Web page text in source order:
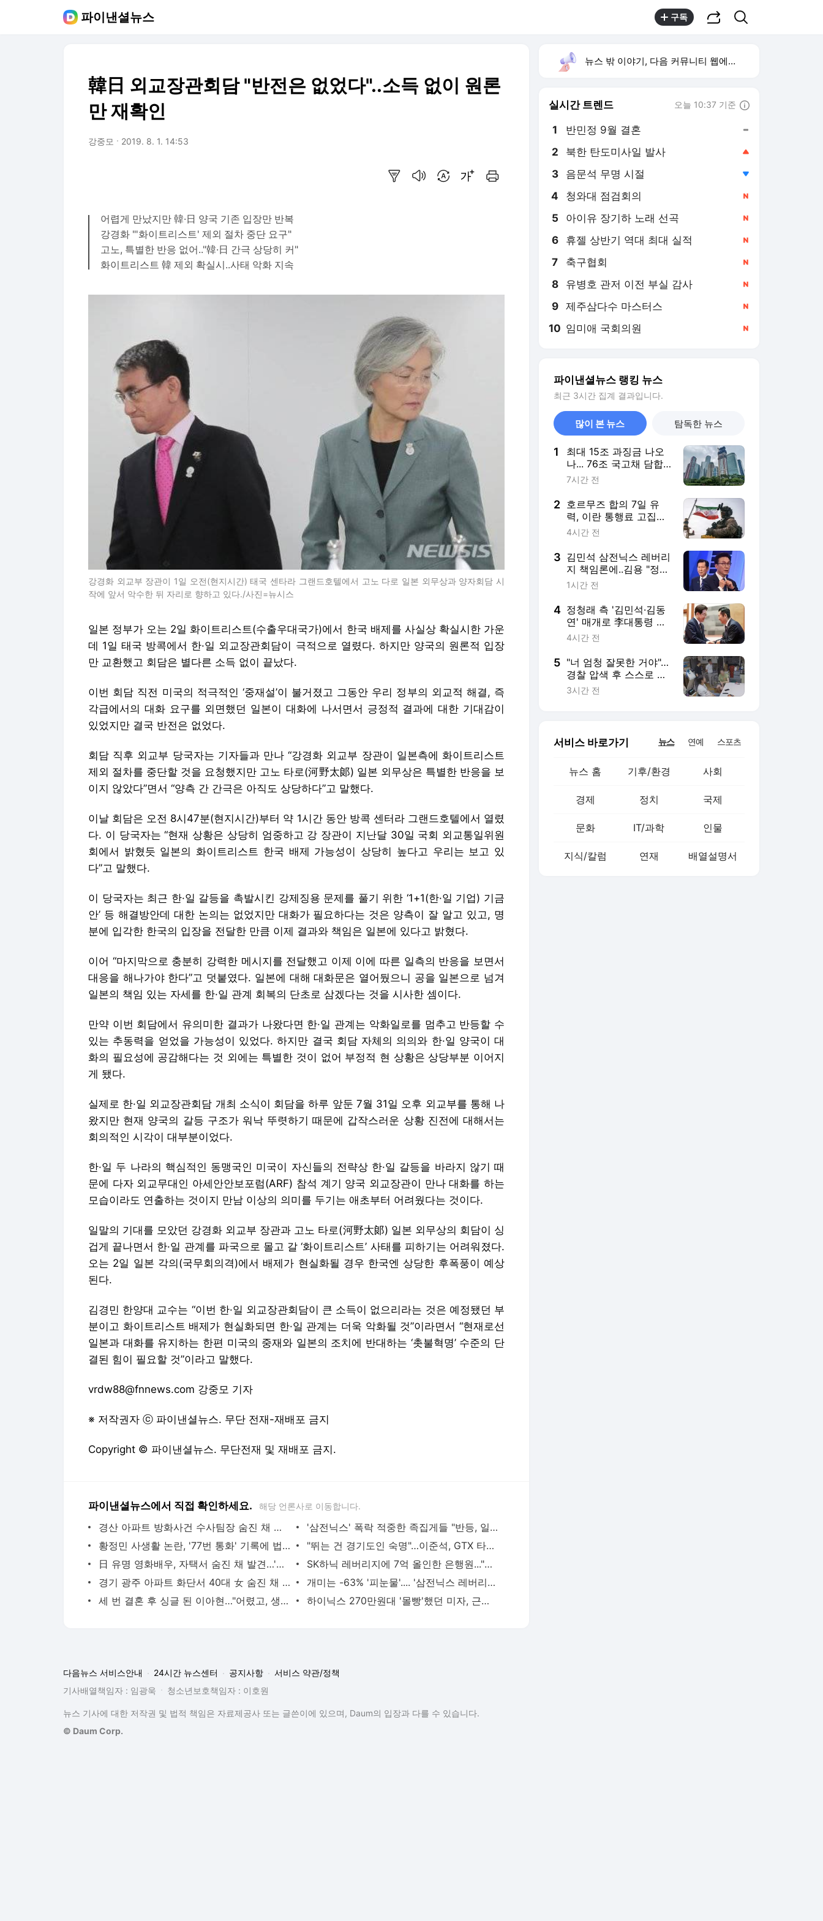
파이낸셜뉴스 구독
韓日 외교장관회담 "반전은 없었다"..소득 없이 원론
만 재확인
강중모 2019. 8. 1. 14:53
어렵게 만났지만 韓·日 양국 기존 입장만 반복
강경화 "'화이트리스트' 제외 절차 중단 요구"
고노, 특별한 반응 없어.."韓·日 간극 상당히 커"
화이트리스트 韓 제외 확실시..사태 악화 지속
강경화 외교부 장관이 1일 오전(현지시간) 태국 센타라 그랜드호텔에서 고노 다로 일본 외무상과 양자회담 시
작에 앞서 악수한 뒤 자리로 향하고 있다./사진=뉴시스
일본 정부가 오는 2일 화이트리스트(수출우대국가)에서 한국 배제를 사실상 확실시한 가운
데 1일 태국 방콕에서 한·일 외교장관회담이 극적으로 열렸다. 하지만 양국의 원론적 입장
만 교환했고 회담은 별다른 소득 없이 끝났다.
이번 회담 직전 미국의 적극적인 ‘중재설’이 불거졌고 그동안 우리 정부의 외교적 해결, 즉
각급에서의 대화 요구를 외면했던 일본이 대화에 나서면서 긍정적 결과에 대한 기대감이
있었지만 결국 반전은 없었다.
회담 직후 외교부 당국자는 기자들과 만나 “강경화 외교부 장관이 일본측에 화이트리스트
제외 절차를 중단할 것을 요청했지만 고노 타로(河野太郞) 일본 외무상은 특별한 반응을 보
이지 않았다”면서 “양측 간 간극은 아직도 상당하다”고 말했다.
이날 회담은 오전 8시47분(현지시간)부터 약 1시간 동안 방콕 센터라 그랜드호텔에서 열렸
다. 이 당국자는 “현재 상황은 상당히 엄중하고 강 장관이 지난달 30일 국회 외교통일위원
회에서 밝혔듯 일본의 화이트리스트 한국 배제 가능성이 상당히 높다고 우리는 보고 있
다”고 말했다.
이 당국자는 최근 한·일 갈등을 촉발시킨 강제징용 문제를 풀기 위한 ‘1+1(한·일 기업) 기금
안’ 등 해결방안데 대한 논의는 없었지만 대화가 필요하다는 것은 양측이 잘 알고 있고, 명
분에 입각한 한국의 입장을 전달한 만큼 이제 결과와 책임은 일본에 있다고 밝혔다.
이어 “마지막으로 충분히 강력한 메시지를 전달했고 이제 이에 따른 일측의 반응을 보면서
대응을 해나가야 한다”고 덧붙였다. 일본에 대해 대화문은 열어뒀으니 공을 일본으로 넘겨
일본의 책임 있는 자세를 한·일 관계 회복의 단초로 삼겠다는 것을 시사한 셈이다.
만약 이번 회담에서 유의미한 결과가 나왔다면 한·일 관계는 악화일로를 멈추고 반등할 수
있는 추동력을 얻었을 가능성이 있었다. 하지만 결국 회담 자체의 의의와 한·일 양국이 대
화의 필요성에 공감해다는 것 외에는 특별한 것이 없어 부정적 현 상황은 상당부분 이어지
게 됐다.
실제로 한·일 외교장관회담 개최 소식이 회담을 하루 앞둔 7월 31일 오후 외교부를 통해 나
왔지만 현재 양국의 갈등 구조가 워낙 뚜렷하기 때문에 갑작스러운 상황 진전에 대해서는
회의적인 시각이 대부분이었다.
한·일 두 나라의 핵심적인 동맹국인 미국이 자신들의 전략상 한·일 갈등을 바라지 않기 때
문에 다자 외교무대인 아세안안보포럼(ARF) 참석 계기 양국 외교장관이 만나 대화를 하는
모습이라도 연출하는 것이지 만남 이상의 의미를 두기는 애초부터 어려웠다는 것이다.
일말의 기대를 모았던 강경화 외교부 장관과 고노 타로(河野太郞) 일본 외무상의 회담이 싱
겁게 끝나면서 한·일 관계를 파국으로 몰고 갈 ‘화이트리스트’ 사태를 피하기는 어려워졌다.
오는 2일 일본 각의(국무회의격)에서 배제가 현실화될 경우 한국엔 상당한 후폭풍이 예상
된다.
김경민 한양대 교수는 “이번 한·일 외교장관회담이 큰 소득이 없으리라는 것은 예정됐던 부
분이고 화이트리스트 배제가 현실화되면 한·일 관계는 더욱 악화될 것”이라면서 “현재로선
일본과 대화를 유지하는 한편 미국의 중재와 일본의 조치에 반대하는 ‘촛불혁명’ 수준의 단
결된 힘이 필요할 것”이라고 말했다.
vrdw88@fnnews.com 강중모 기자
※ 저작권자 ⓒ 파이낸셜뉴스. 무단 전재-재배포 금지
Copyright © 파이낸셜뉴스. 무단전재 및 재배포 금지.
파이낸셜뉴스에서 직접 확인하세요. 해당 언론사로 이동합니다.
경산 아파트 방화사건 수사팀장 숨진 채 발견…사망 경위 조사
'삼전닉스' 폭락 적중한 족집게들 "반등, 일회성 아니다"면서... AI 과잉투자엔 '우려'
황정민 사생활 논란, '77번 통화' 기록에 법조계 주목
"뛰는 건 경기도인 숙명"…이준석, GTX 타고 국회 출근길 "1시간 6분 걸렸다"
日 유명 영화배우, 자택서 숨진 채 발견…'마약투약 혐의'
SK하닉 레버리지에 7억 올인한 은행원..."한 달 만에 5억 증발" 멘붕
경기 광주 아파트 화단서 40대 女 숨진 채 발견…시신 옆엔 '이불'
개미는 -63% '피눈물'.... '삼전닉스 레버리지' 운용사, 얼마 벌었나 봤더니
세 번 결혼 후 싱글 된 이아현…"어렸고, 생각도 짧았다"
하이닉스 270만원대 '몰빵'했던 미자, 근황 질문에 "지금 털면 죽어요"
뉴스 밖 이야기, 다음 커뮤니티 웹에서 보기
실시간 트렌드 오늘 10:37 기준
1 반민정 9월 결혼
2 북한 탄도미사일 발사
3 음문석 무명 시절
4 청와대 점검회의
5 아이유 장기하 노래 선곡
6 휴젤 상반기 역대 최대 실적
7 축구협회
8 유병호 관저 이전 부실 감사
9 제주삼다수 마스터스
10 임미애 국회의원
파이낸셜뉴스 랭킹 뉴스
최근 3시간 집계 결과입니다.
많이 본 뉴스 탐독한 뉴스
1
최대 15조 과징금 나오
나... 76조 국고채 담합
심판대 오른다
7시간 전
2 호르무즈 합의 7일 유
력, 이란 통행료 고집에
협상 확률 '반반'
4시간 전
3 김민석 삼전닉스 레버리
지 책임론에..김용 "정청
래, 李 비난한 것"
1시간 전
4 정청래 측 '김민석·김동
연' 매개로 李대통령 공
세?
4시간 전
5 "너 엄청 잘못한 거야"…
경찰 압색 후 스스로 목
숨 끊은 10대, 유족 국가
3시간 전
서비스 바로가기 뉴스 연예 스포츠
뉴스 홈 기후/환경 사회
경제 정치 국제
문화 IT/과학 인물
지식/칼럼 연재 배열설명서
다음뉴스 서비스안내 24시간 뉴스센터 공지사항
서비스 약관/정책
기사배열책임자 : 임광욱
청소년보호책임자 : 이호원
뉴스 기사에 대한 저작권 및 법적 책임은 자료제공사 또는 글쓴이에 있으며, Daum의 입장과 다를 수 있습니다.
© Daum Corp.